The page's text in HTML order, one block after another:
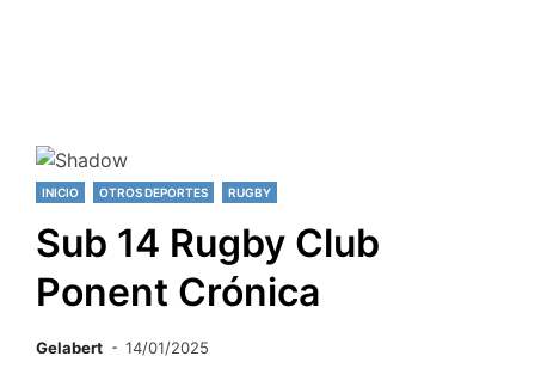
INICIO OTROS DEPORTES RUGBY
Sub 14 Rugby Club
Ponent Crónica
Gelabert 14/01/2025